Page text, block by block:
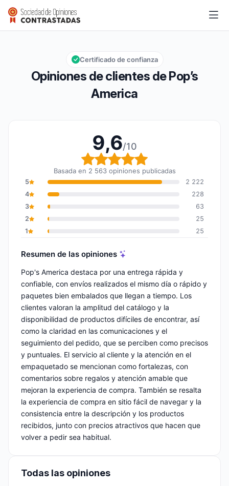
Pop’s America
Calificación global: 9,6 de 10
9,6/10
Opiniones de clientes de Pop’s
America
Certificado de confianza
9,6/10
Calificación global: 9,6
Basada en 2 563 opiniones publicadas
5
2 222
4
228
3
63
2
25
1
25
Resumen de las opiniones
Pop's America destaca por una entrega rápida y
confiable, con envíos realizados el mismo día o rápido y
paquetes bien embalados que llegan a tiempo. Los
clientes valoran la amplitud del catálogo y la
disponibilidad de productos difíciles de encontrar, así
como la claridad en las comunicaciones y el
seguimiento del pedido, que se perciben como precisos
y puntuales. El servicio al cliente y la atención en el
empaquetado se mencionan como fortalezas, con
comentarios sobre regalos y atención amable que
mejoran la experiencia de compra. También se resalta
la experiencia de compra en sitio fácil de navegar y la
consistencia entre la descripción y los productos
recibidos, junto con precios atractivos que hacen que
volver a pedir sea habitual.
Todas las opiniones